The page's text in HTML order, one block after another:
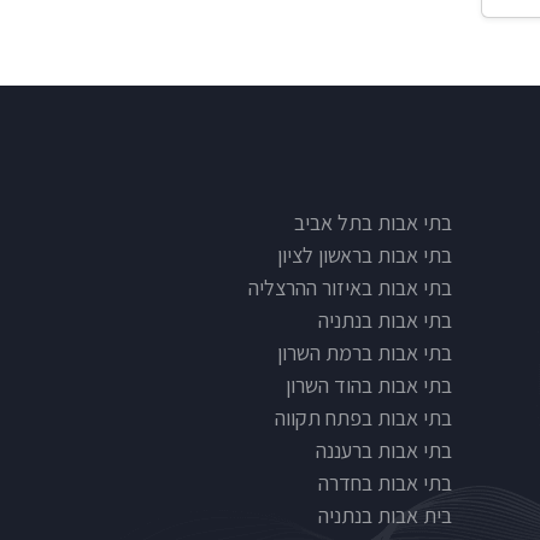
בתי אבות בתל אביב
בתי אבות בראשון לציון
בתי אבות באיזור ההרצליה
בתי אבות בנתניה
בתי אבות ברמת השרון
בתי אבות בהוד השרון
בתי אבות בפתח תקווה
בתי אבות ברעננה
בתי אבות בחדרה
בית אבות בנתניה